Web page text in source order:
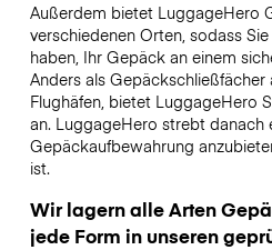
Außerdem bietet LuggageHero
verschiedenen Orten, sodass
haben, Ihr Gepäck an einem
Anders als
Flughäfen, bietet LuggageHero
an. LuggageHero strebt danach
Gepäckaufbewahrung
ist.
Wir lagern alle Arten
jede Form in unseren